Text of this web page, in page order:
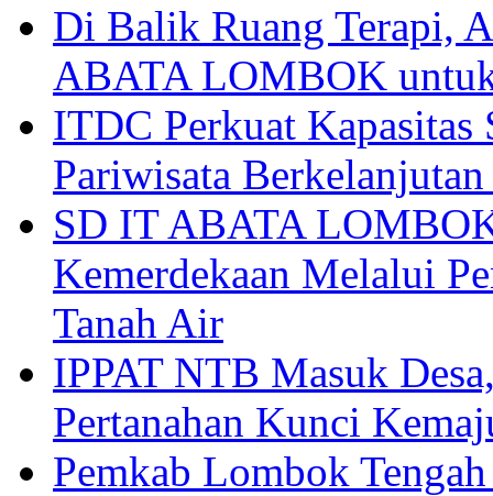
Di Balik Ruang Terapi,
ABATA LOMBOK
ITDC Perkuat
Pariwisata
SD IT ABATA
Kemerdekaan Melalui
Tanah Air
IPPAT NTB Masuk
Pertanahan Kunci
Pemkab Lombok